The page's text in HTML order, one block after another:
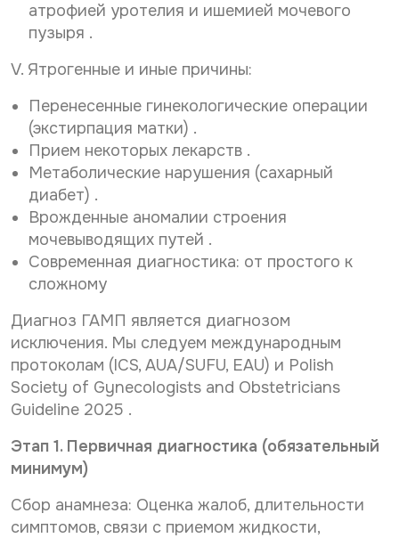
атрофией уротелия и ишемией мочевого
пузыря .
V. Ятрогенные и иные причины:
Перенесенные гинекологические операции
(экстирпация матки) .
Прием некоторых лекарств .
Метаболические нарушения (сахарный
диабет) .
Врожденные аномалии строения
мочевыводящих путей .
Современная диагностика: от простого к
сложному
Диагноз ГАМП является диагнозом
исключения. Мы следуем международным
протоколам (ICS, AUA/SUFU, EAU) и Polish
Society of Gynecologists and Obstetricians
Guideline 2025 .
Этап 1. Первичная диагностика (обязательный
минимум)
Сбор анамнеза: Оценка жалоб, длительности
симптомов, связи с приемом жидкости,